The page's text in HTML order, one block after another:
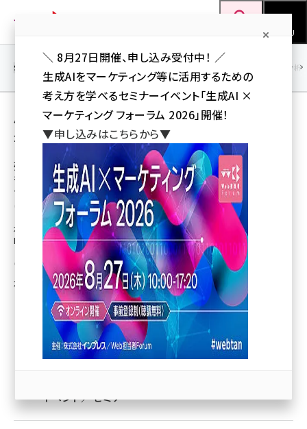
ン
MENU
seo (3524)
ai (2804)
youtube (2431)
note (2312)
セミナー (2306)
z世代 (1622)
meo (1275)
llmo (1163)
SEO アクセス解析／データ分析
用語「メンバーズ」 が使われている記事の一覧
全 30 記事中 1 ～ 30 を表示中
残数僅か！10/18（金）【新規ファン8,000人獲
得！「celebration（お祝い）」で広がる、 ヘレ
ナ ルビンスタインのFacebookキャンペーンと
は？】
本セミナーでは、Facebookページの新規ファン獲得、新商品の認知拡大を
Facebookを活用して大きな成果に繋げた秘訣をご紹介します。
株式会社メンバーズ
2012年10月11日 15:30
イベント／セミナー
＼ 8月27日開催、申し込み受付中！ ／
生成AIをマーケティング等に活用するための
考え方を学べるセミナーイベント「生成AI ×
マーケティング フォーラム 2026」開催！
▼申し込みはこちらから▼